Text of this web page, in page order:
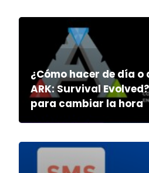
¿Cómo hacer de día o
ARK: Survival
para cambiar la hora